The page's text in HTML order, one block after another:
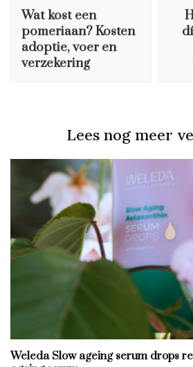
Wat kost een
pomeriaan? Kosten
adoptie, voer en
verzekering
Lees nog meer
Weleda Slow ageing serum drops